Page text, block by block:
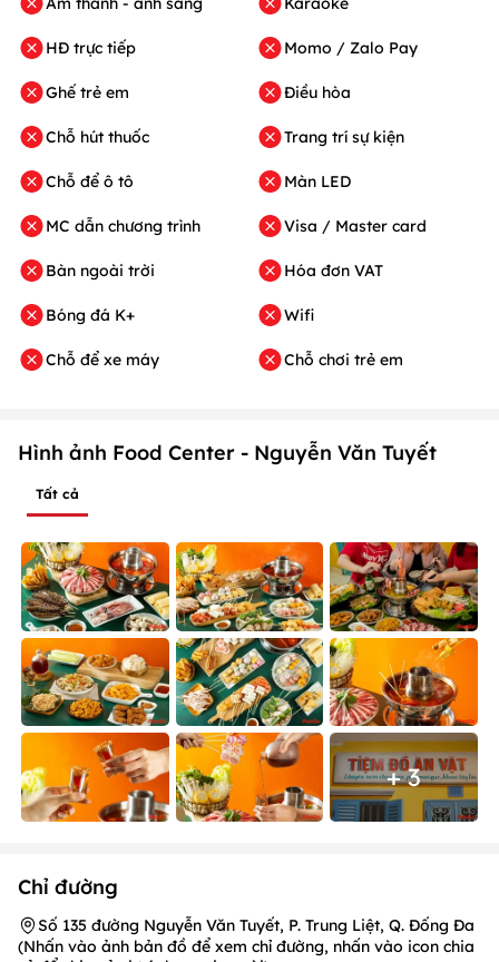
HĐ trực tiếp
Ghế trẻ em
Chỗ hút thuốc
Chỗ để ô tô
MC dẫn chương trình
Bàn ngoài trời
Bóng đá K+
Chỗ để xe máy
Momo / Zalo Pay
Điều hòa
Trang trí sự kiện
Màn LED
Visa / Master card
Hóa đơn VAT
Wifi
Chỗ chơi trẻ em
Hình ảnh Food Center - Nguyễn Văn Tuyết
Tất cả
+ 3
Chỉ đường
Số 135 đường Nguyễn Văn Tuyết, P. Trung Liệt, Q. Đống Đa
(Nhấn vào ảnh bản đồ để xem chỉ đường, nhấn vào icon chia